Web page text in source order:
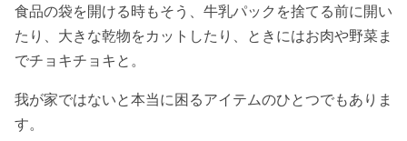
食品の袋を開ける時もそう、牛乳パックを捨てる前に開い
たり、大きな乾物をカットしたり、ときにはお肉や野菜ま
でチョキチョキと。
我が家ではないと本当に困るアイテムのひとつでもありま
す。